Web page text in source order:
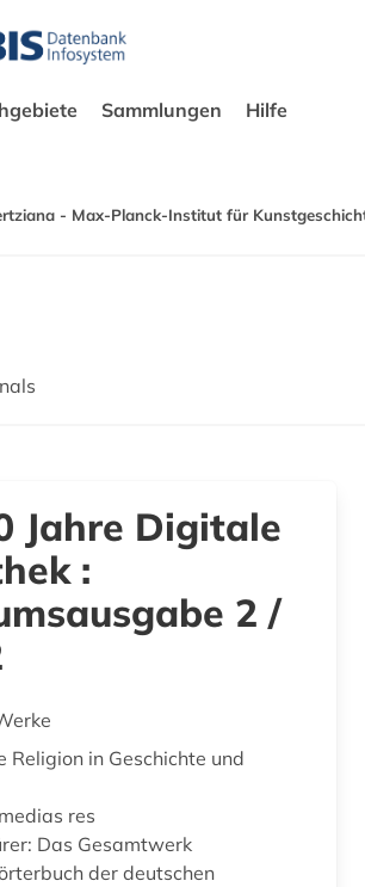
Sammlungen Hilfe
- Max-Planck-Institut für
Jahre Digitale
:
2 /
Religion in Geschichte und
res
Das Gesamtwerk
der deutschen